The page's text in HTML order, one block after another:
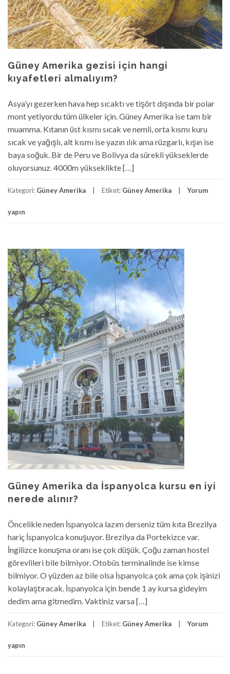
Güney Amerika gezisi için hangi
kıyafetleri almalıyım?
Asya’yı gezerken hava hep sıcaktı ve tişört dışında bir polar
mont yetiyordu tüm ülkeler için. Güney Amerika ise tam bir
muamma. Kıtanın üst kısmı sıcak ve nemli, orta kısmı kuru
sıcak ve yağışlı, alt kısmı ise yazın ılık ama rüzgarlı, kışın ise
baya soğuk. Bir de Peru ve Bolivya da sürekli yükseklerde
oluyorsunuz. 4000m yükseklikte […]
Kategori: Güney Amerika Etiket: Güney Amerika Yorum
yapın
Güney Amerika da İspanyolca kursu en iyi
nerede alınır?
Öncelikle neden İspanyolca lazım derseniz tüm kıta Brezilya
hariç İspanyolca konuşuyor. Brezilya da Portekizce var.
İngilizce konuşma oranı ise çok düşük. Çoğu zaman hostel
görevlileri bile bilmiyor. Otobüs terminalinde ise kimse
bilmiyor. O yüzden az bile olsa İspanyolca çok ama çok işinizi
kolaylaştıracak. İspanyolca için bende 1 ay kursa gideyim
dedim ama gitmedim. Vaktiniz varsa […]
Kategori: Güney Amerika Etiket: Güney Amerika Yorum
yapın